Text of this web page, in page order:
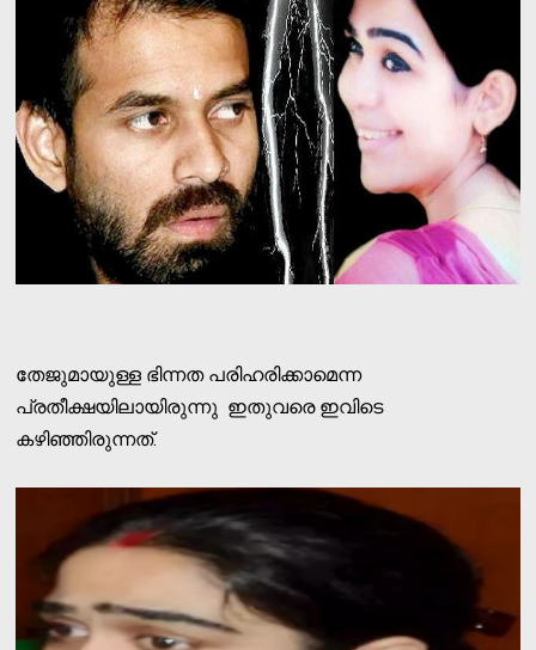
തേജുമായുള്ള ഭിന്നത പരിഹരിക്കാമെന്ന
പ്രതീക്ഷയിലായിരുന്നു ഇതുവരെ ഇവിടെ
കഴിഞ്ഞിരുന്നത്.